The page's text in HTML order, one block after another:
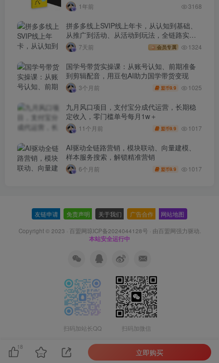
1年前 3168
拼多多线上SVIP线上年卡，从认知到基础、
从推广到活动、从活动到玩法，全链路实战
(260730)
7天前 会员专属 1324
国学号带货实操课：从账号认知、前期准备
到剪辑配音，用豆包AI助力国学带货变现
3个月前 盟币9.9 1025
九月风口项目，支付宝分成代运营，长期稳
定收入，零门槛单号每月1w＋
11个月前 盟币9.9 1017
AI驱动全链路营销，模块联动、向量建模、
样本服务搜索，解锁精准营销
6个月前 盟币9.9 1017
友链申请 免责声明 关于我们 广告合作 网站地图
Copyright © 2023 · 百盟网琼ICP备2024044128号 · 由百盟网强力驱动.
本站安全运行中
扫码加站长QQ 扫码加微信
18
立即购买